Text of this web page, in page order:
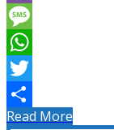
Viber
Message
WhatsApp
Twitter
Share
Read More